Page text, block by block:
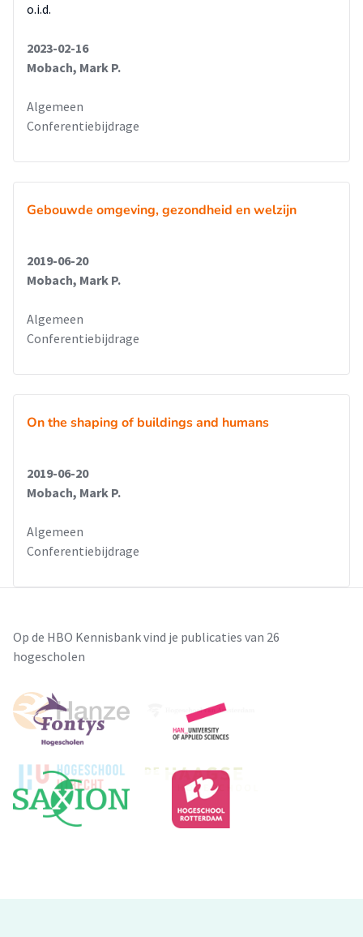
o.i.d.
2023-02-16
Mobach, Mark P.
Algemeen
Conferentiebijdrage
Gebouwde omgeving, gezondheid en welzijn
2019-06-20
Mobach, Mark P.
Algemeen
Conferentiebijdrage
On the shaping of buildings and humans
2019-06-20
Mobach, Mark P.
Algemeen
Conferentiebijdrage
Op de HBO Kennisbank vind je publicaties van 26
hogescholen